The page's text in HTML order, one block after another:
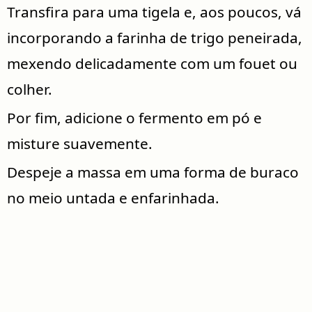
Transfira para uma tigela e, aos poucos, vá
incorporando a farinha de trigo peneirada,
mexendo delicadamente com um fouet ou
colher.
Por fim, adicione o fermento em pó e
misture suavemente.
Despeje a massa em uma forma de buraco
no meio untada e enfarinhada.